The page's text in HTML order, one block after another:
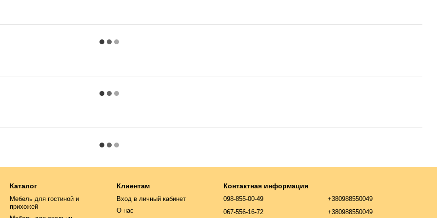
Каталог
Мебель для гостиной и
прихожей
Клиентам
Вход в личный кабинет
О нас
Контактная информация
098-855-00-49
067-556-16-72
+380988550049
+380988550049